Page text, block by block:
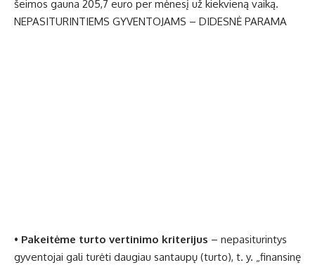
šeimos gauna 205,7 euro per mėnesį už kiekvieną vaiką.
NEPASITURINTIEMS GYVENTOJAMS – DIDESNĖ PARAMA
• Pakeitėme turto vertinimo kriterijus – nepasiturintys
gyventojai gali turėti daugiau santaupų (turto), t. y. „finansinę